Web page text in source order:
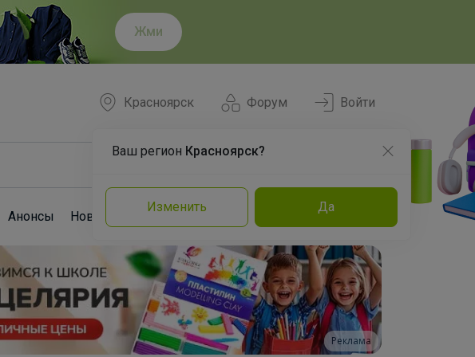
Жми
Форум
Красноярск
Ваш регион Красноярск?
Изменить Да
Войти
Анонсы Новости Команда Эксперты
Реклама